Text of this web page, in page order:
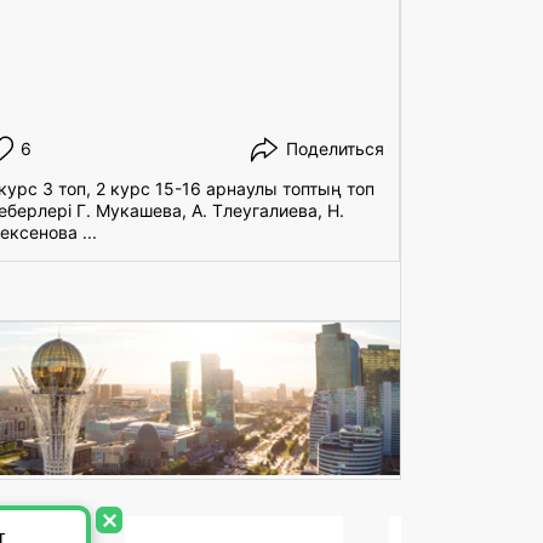
6
Поделиться
3 топ, 2 курс 15-16 арнаулы топтың топ
Г. Мукашева, А. Тлеугалиева, Н.
...